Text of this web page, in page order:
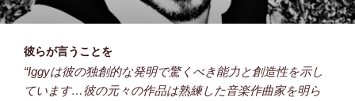
彼らが言うことを
“Iggyは彼の独創的な発明で驚くべき能力と創造性を示し
ています…彼の元々の作品は熟練した音楽作曲家を明ら